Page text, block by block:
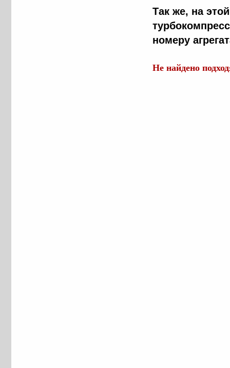
Tак же, на
номеру
Не найдено